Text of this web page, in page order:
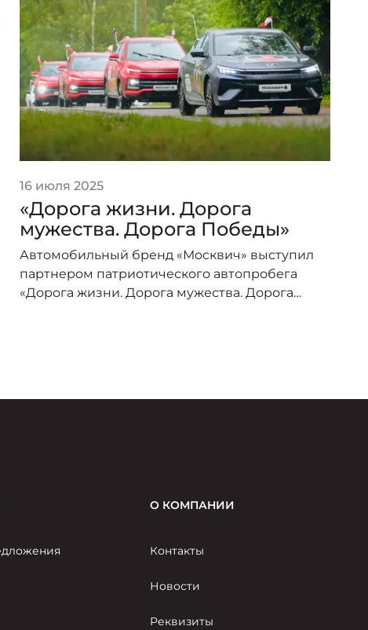
16 июля 2025
«Дорога жизни. Дорога
мужества. Дорога Победы»
Автомобильный бренд «Москвич» выступил
партнером патриотического автопробега
«Дорога жизни. Дорога мужества. Дорога
О КОМПАНИИ
Контакты
Новости
Реквизиты